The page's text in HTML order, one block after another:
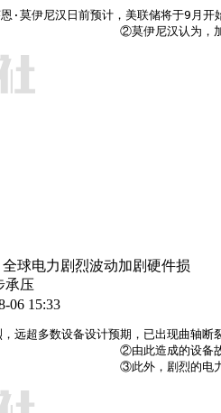
·莫伊尼汉日前预计，美联储将于9月开
②莫伊尼汉认为，加息
球电力剧烈波动加剧硬件损
承压
06 15:33
远超多数设备设计预期，已出现曲轴断
②由此造成的设备故障
③此外，剧烈的电力